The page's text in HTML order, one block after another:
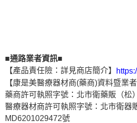
■通路業者資訊■
【產品責任險：詳見商店簡介】
【康是美醫療器材商(藥商)資料暨業者
藥商許可執照字號：北市衛藥販（松
醫療器材商許可執照字號：北市衛器
MD6201029472號